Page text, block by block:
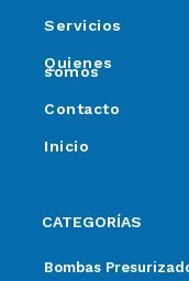
Servicios
Quienes
somos
Contacto
Inicio
CATEGORÍAS
Bombas